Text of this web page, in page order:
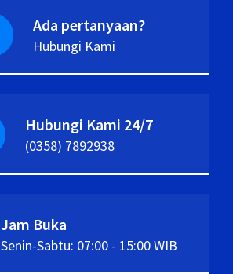
Ada pertanyaan?
Hubungi Kami
Hubungi Kami 24/7
(0358) 7892938
Jam Buka
Senin-Sabtu: 07:00 - 15:00 WIB